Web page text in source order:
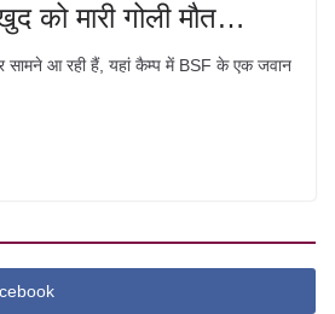
को मारी गोली मौत…
आ रही हैं, यहां कैम्प में BSF के एक जवान